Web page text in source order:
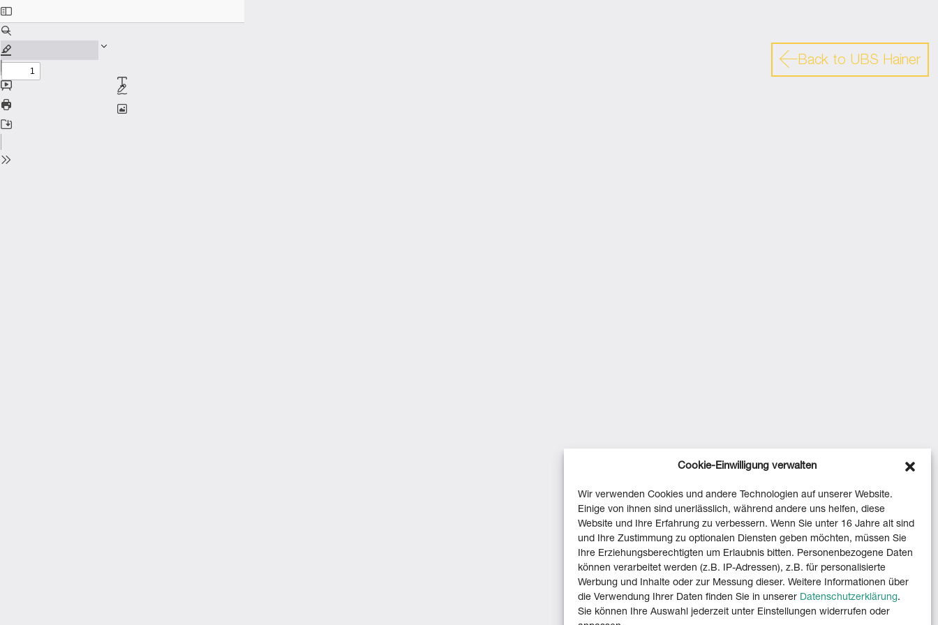
Cookie-Einwilligung verwalten
Wir verwenden Cookies und andere Technologien auf unserer Website.
Einige von ihnen sind unerlässlich, während andere uns helfen, diese
Website und Ihre Erfahrung zu verbessern. Wenn Sie unter 16 Jahre alt sind
und Ihre Zustimmung zu optionalen Diensten geben möchten, müssen Sie
Ihre Erziehungsberechtigten um Erlaubnis bitten. Personenbezogene Daten
können verarbeitet werden (z.B. IP-Adressen), z.B. für personalisierte
Werbung und Inhalte oder zur Messung dieser. Weitere Informationen über
die Verwendung Ihrer Daten finden Sie in unserer Datenschutzerklärung.
Sie können Ihre Auswahl jederzeit unter Einstellungen widerrufen oder
Back to UBS Hainer